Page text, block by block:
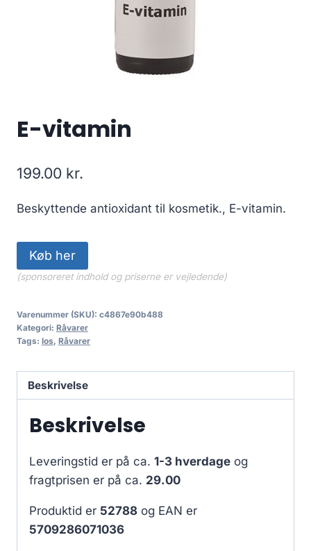
E-vitamin
199.00 kr.
Beskyttende antioxidant til kosmetik., E-vitamin.
Køb her
(sponsoreret indhold og priserne er vejledende)
Varenummer (SKU): c4867e90b488
Kategori: Råvarer
Tags: los, Råvarer
Beskrivelse
Beskrivelse
Leveringstid er på ca. 1-3 hverdage og
fragtprisen er på ca. 29.00
Produktid er 52788 og EAN er
5709286071036